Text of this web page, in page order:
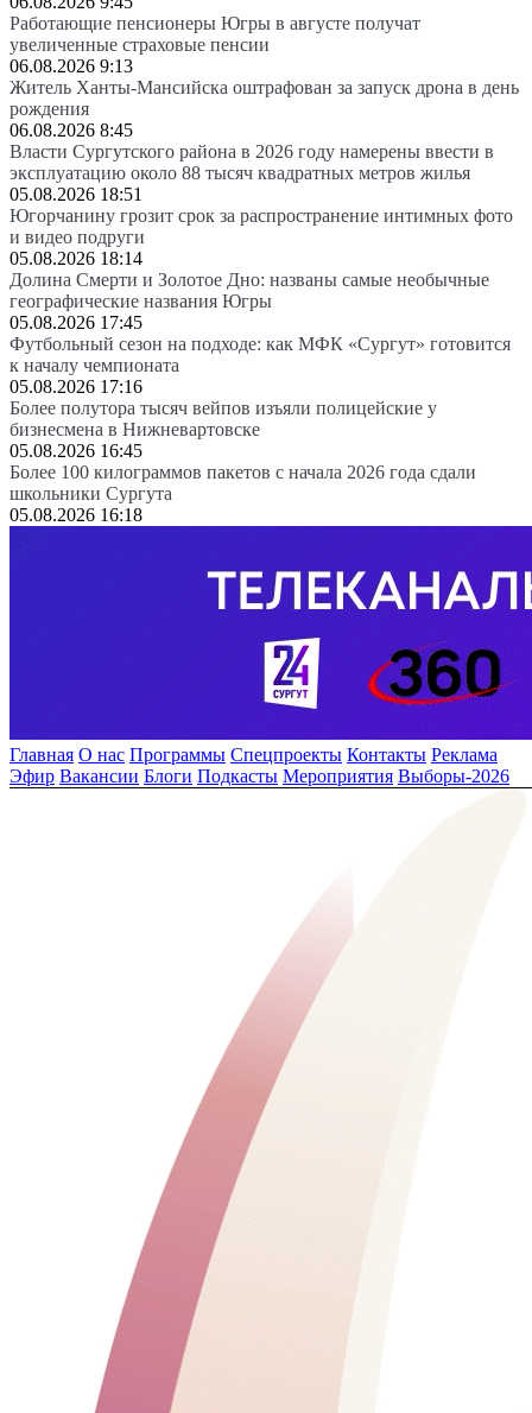
Работающие пенсионеры Югры в августе получат
увеличенные страховые пенсии
06.08.2026 9:13
Житель Ханты-Мансийска оштрафован за запуск дрона в день
рождения
06.08.2026 8:45
Власти Сургутского района в 2026 году намерены ввести в
эксплуатацию около 88 тысяч квадратных метров жилья
05.08.2026 18:51
Югорчанину грозит срок за распространение интимных фото
и видео подруги
05.08.2026 18:14
Долина Смерти и Золотое Дно: названы самые необычные
географические названия Югры
05.08.2026 17:45
Футбольный сезон на подходе: как МФК «Сургут» готовится
к началу чемпионата
05.08.2026 17:16
Более полутора тысяч вейпов изъяли полицейские у
бизнесмена в Нижневартовске
05.08.2026 16:45
Более 100 килограммов пакетов с начала 2026 года сдали
школьники Сургута
05.08.2026 16:18
Главная О нас Программы Спецпроекты Контакты Реклама
Эфир Вакансии Блоги Подкасты Мероприятия Выборы-2026